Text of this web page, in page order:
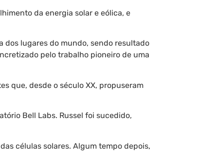
da energia solar e eólica, e
dos lugares do mundo, sendo resultado
pelo trabalho pioneiro de uma
que, desde o século XX, propuseram
Bell Labs. Russel foi sucedido,
células solares. Algum tempo depois,